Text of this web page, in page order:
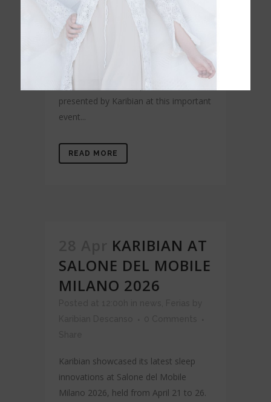
Karibian Descanso
0 Comments
Share
Discover what the 64th edition of the
Yecla Furniture Fair has been like and
learn about the new products
presented by Karibian at this important
event...
READ MORE
KARIBIAN AT
SALONE DEL MOBILE
MILANO 2026
Karibian showcased its latest sleep
innovations at Salone del Mobile
Milano 2026, held from April 21 to 26.